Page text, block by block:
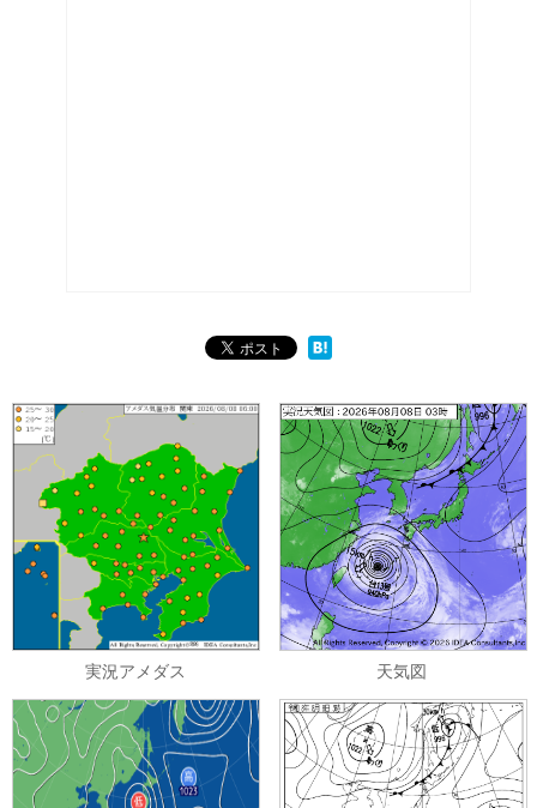
実況アメダス 天気図